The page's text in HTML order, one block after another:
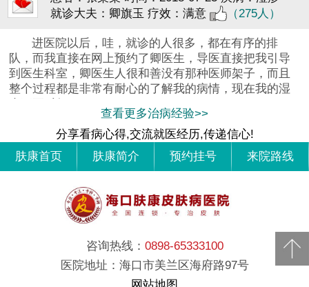
就诊大夫：卿旗玉 疗效：满意 （275人）
进医院以后，哇，就诊的人很多，都在有序的排
队，而我直接在网上预约了卿医生，导医直接把我引导
到医生科室，卿医生人很和善没有那种医师架子，而且
整个过程都是非常有耐心的了解我的病情，现在我的湿
查看更多治病经验>>
分享看病心得,交流就医经历,传递信心!
肤康首页
肤康简介 预约挂号 来院路线
咨询热线： 0898-65333100
医院地址：海口市美兰区海府路97号